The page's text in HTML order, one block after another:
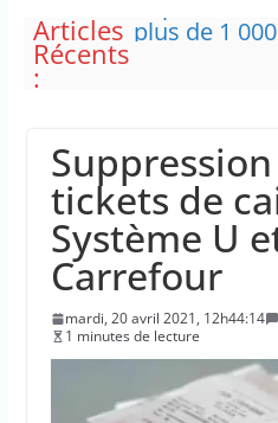
Articles
Récents
:
L’épidémie
Doublement
médicales et
modérateur
“C’est
Canadair
Le maire de
n’a pas la
d’arrêter
tickets de
Système U
Carrefour
mardi, 20 avril 2021, 12h44:14
1 minutes de lecture